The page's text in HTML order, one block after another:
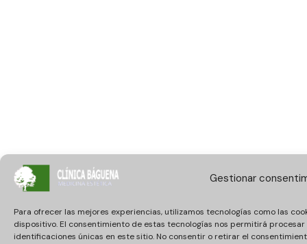
Gestionar
Para ofrecer las mejores experiencias, utilizamos tecnologías como las
dispositivo. El consentimiento de estas tecnologías nos permitirá
identificaciones únicas en este sitio. No consentir o retirar el